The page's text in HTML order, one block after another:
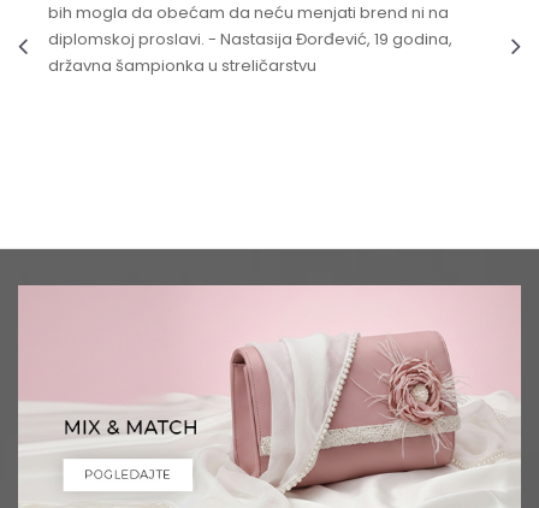
bih mogla da obećam da neću menjati brend ni na
diplomskoj proslavi. - Nastasija Đorđević, 19 godina,
državna šampionka u streličarstvu